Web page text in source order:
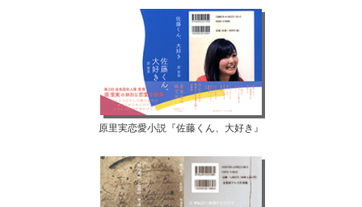
原里実恋愛小説『佐藤くん、大好き』